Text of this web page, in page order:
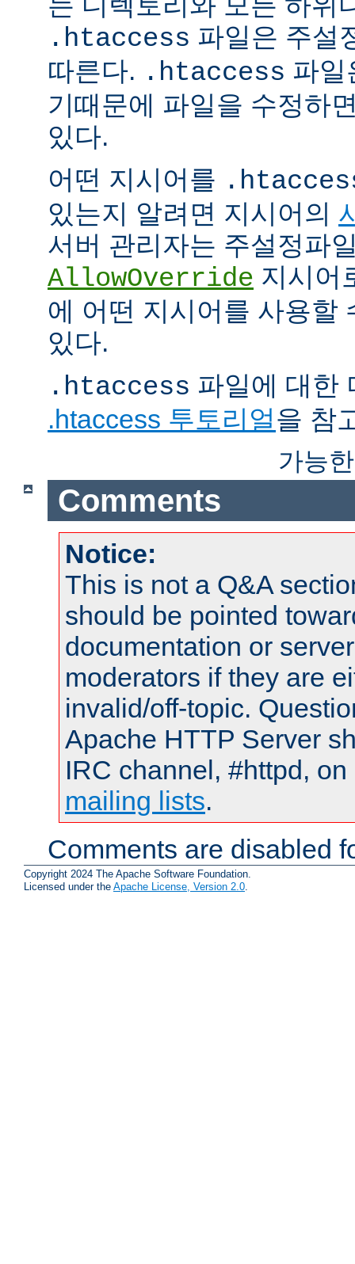
.htaccess 파일은 주설
따른다. .htaccess 파일
기때문에 파일을 수정하
있다.
어떤 지시어를
있는지 알려면 지시어의
서버 관리자는 주설정파
AllowOverride 지시어
에 어떤 지시어를 사용할
있다.
.htaccess 파일에 대한
.htaccess 투토리얼을 참
가능
Comments
Notice:
This is not a Q&A
should be pointed
documentation or
moderators if they are
invalid/off-topic.
Apache HTTP Server
IRC channel, #httpd,
mailing lists.
Comments are disabled
Copyright 2024 The Apache Software Foundation.
Licensed under the Apache License, Version 2.0.